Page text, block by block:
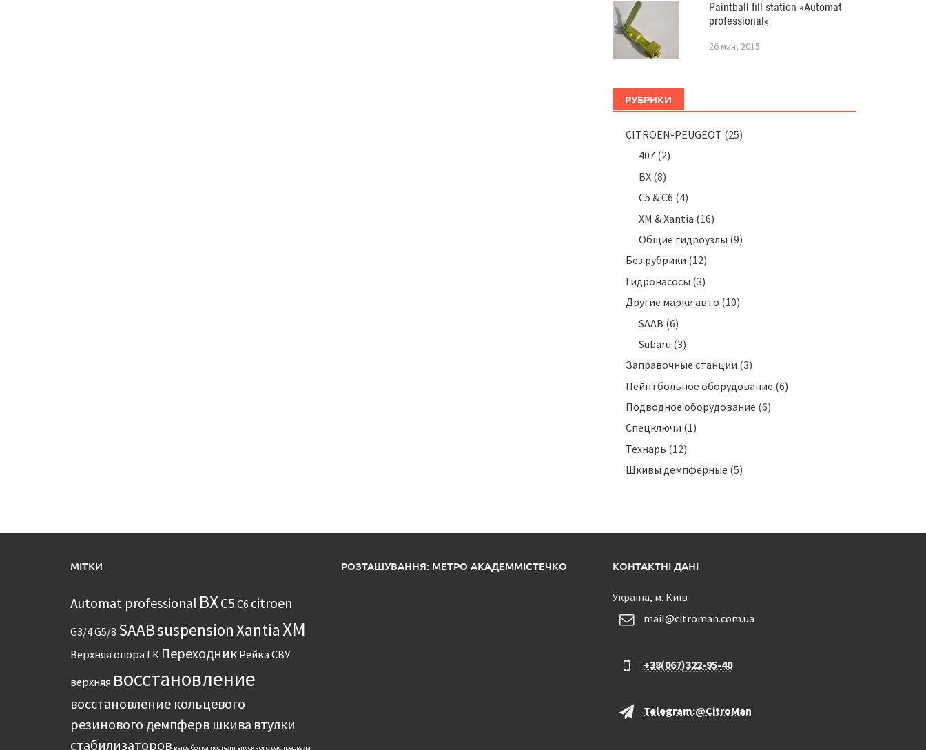
Paintball fill station «Automat
professional»
26 мая, 2015
РУБРИКИ
CITROEN-PEUGEOT (25)
407 (2)
BX (8)
C5 & C6 (4)
XM & Xantia (16)
Общие гидроузлы (9)
Без рубрики (12)
Гидронасосы (3)
Другие марки авто (10)
SAAB (6)
Subaru (3)
Заправочные станции (3)
Пейнтбольное оборудование (6)
Подводное оборудование (6)
Спецключи (1)
Технарь (12)
Шкивы демпферные (5)
МІТКИ
Automat professional BXC5 C6 citroen
G3/4G5/8 SAABsuspensionXantiaXM
Верхняя опора ГК Переходник Рейка СВУ
верхняя восстановление
восстановление кольцевого
резинового демпферв шкива втулки
стабилизаторов выработка постели впускного распредвала
РОЗТАШУВАННЯ: МЕТРО АКАДЕММІСТЕЧКО КОНТАКТНІ ДАНІ
Україна, м. Київ
mail@citroman.com.ua
+38(067)322-95-40
Telegram:@CitroMan